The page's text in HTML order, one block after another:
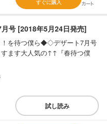
すぐに購入
号 [2018年5月24日発売]
！を待つ僕ら◆◇デザート7月号
ます大人気の↑↑『春待つ僕
試し読み